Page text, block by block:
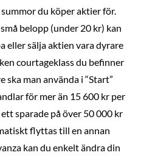
du köper aktier för.
belopp (under 20 kr) kan
eller sälja aktien vara dyrare
courtageklass du befinner
ska man använda i “Start”
för mer än 15 600 kr per
sparade på över 50 000 kr
flyttas till en annan
kan du enkelt ändra din